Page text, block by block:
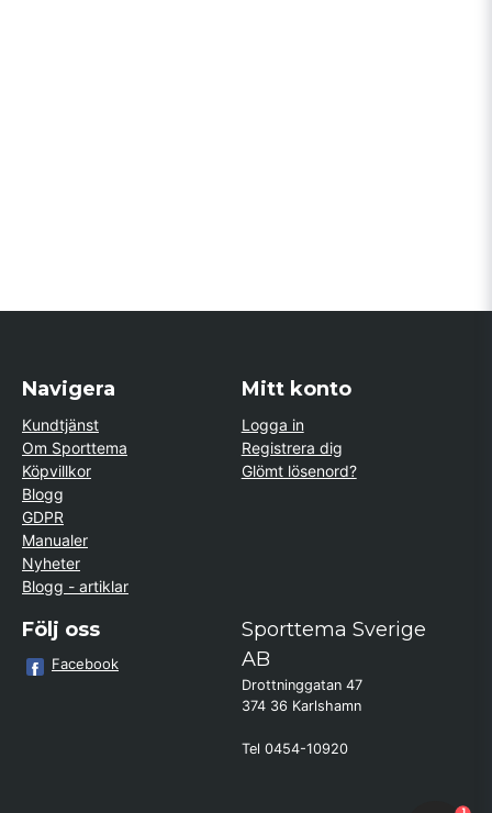
Navigera
Kundtjänst
Om Sporttema
Köpvillkor
Blogg
GDPR
Manualer
Nyheter
Blogg - artiklar
Mitt konto
Logga in
Registrera dig
Glömt lösenord?
Följ oss
Facebook
Sporttema Sverige
AB
Drottninggatan 47
374 36 Karlshamn
Tel 0454-10920